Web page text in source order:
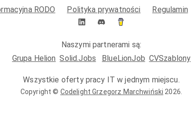
RODO Polityka prywatności Regulamin
Naszymi partnerami są:
Grupa Helion Solid.Jobs BlueLionJob CVSzablony
Wszystkie oferty pracy IT w jednym miejscu.
Copyright © Codelight Grzegorz Marchwiński 2026